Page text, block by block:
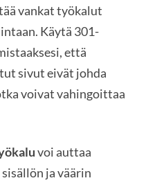
vankat työkalut
Käytä 301-
että
sivut eivät johda
voivat vahingoittaa
voi auttaa
ja väärin